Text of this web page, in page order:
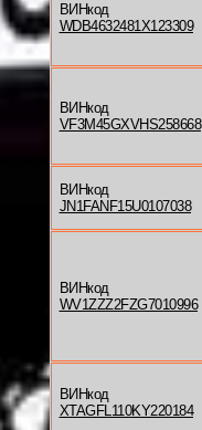
ВИНкод
WDB4632481X123309
ВИНкод
VF3M45GXVHS258668
ВИНкод
JN1FANF15U0107038
ВИНкод
WV1ZZZ2FZG7010996
ВИНкод
XTAGFL110KY220184